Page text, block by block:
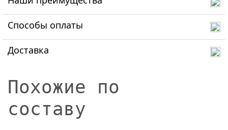
Способы оплаты
Доставка
Похожие по
составу